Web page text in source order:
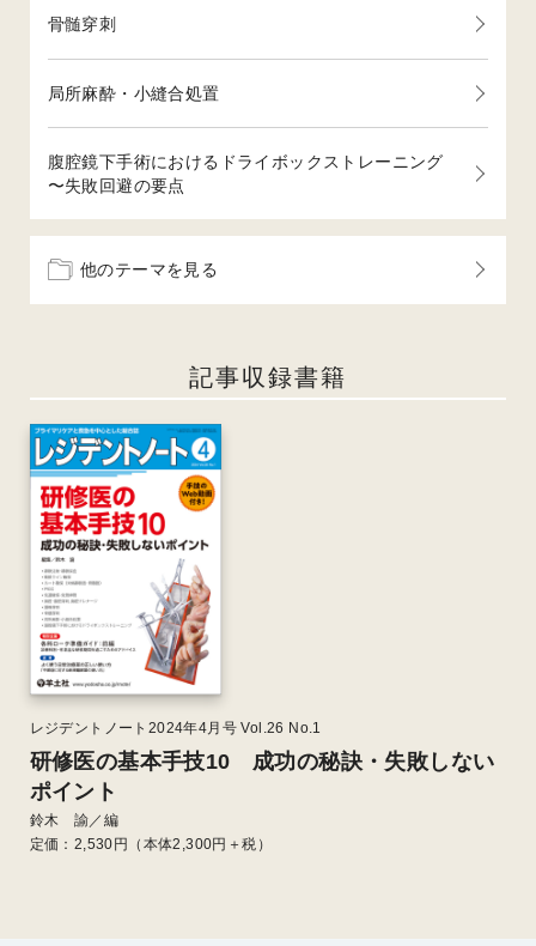
骨髄穿刺
局所麻酔・小縫合処置
腹腔鏡下手術におけるドライボックストレーニング
〜失敗回避の要点
他のテーマを見る
記事収録書籍
レジデントノート2024年4月号 Vol.26 No.1
研修医の基本手技10 成功の秘訣・失敗しない
ポイント
鈴木 諭／編
定価： 2,530円（本体2,300円＋税）